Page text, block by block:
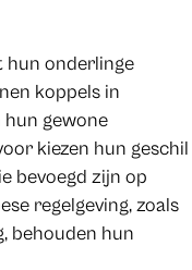
hun onderlinge
koppels in
hun gewone
kiezen hun geschil
bevoegd zijn op
regelgeving, zoals
behouden hun